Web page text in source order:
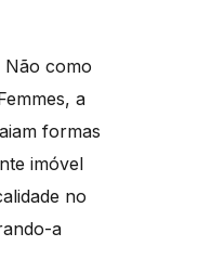
Não como
a
formas
imóvel
no
a